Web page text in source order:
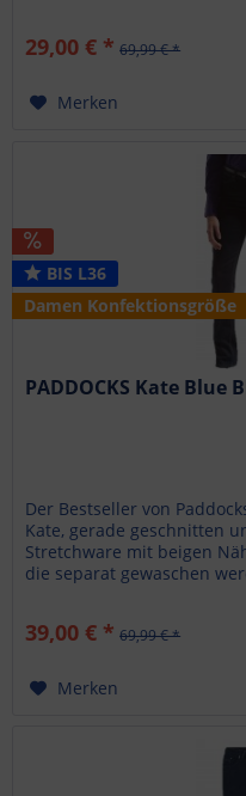
29,00 € * 69,99 € *
Merken
BIS L36
Damen Konfektionsgröße
PADDOCKS Kate Blue
Der Bestseller von
Kate, gerade geschnitten
Stretchware mit beigen
die separat gewaschen
39,00 € * 69,99 € *
Merken